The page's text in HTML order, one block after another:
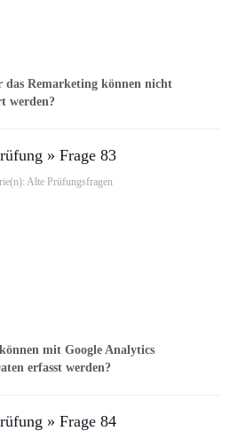
das Remarketing können nicht
werden?
» Frage 83
Alte Prüfungsfragen
mit Google Analytics
erfasst werden?
» Frage 84